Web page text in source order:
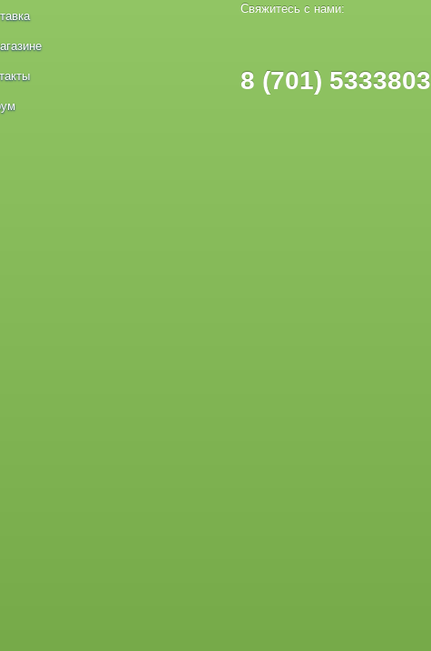
Свяжитесь с нами:
8 (701) 5333803